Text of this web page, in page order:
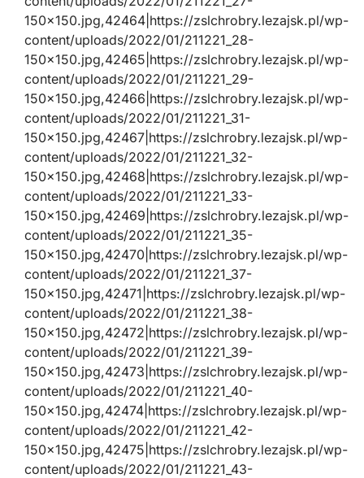
150×150.jpg,42464|https://zslchrobry.lezajsk.pl/wp-
content/uploads/2022/01/211221_28-
150×150.jpg,42465|https://zslchrobry.lezajsk.pl/wp-
content/uploads/2022/01/211221_29-
150×150.jpg,42466|https://zslchrobry.lezajsk.pl/wp-
content/uploads/2022/01/211221_31-
150×150.jpg,42467|https://zslchrobry.lezajsk.pl/wp-
content/uploads/2022/01/211221_32-
150×150.jpg,42468|https://zslchrobry.lezajsk.pl/wp-
content/uploads/2022/01/211221_33-
150×150.jpg,42469|https://zslchrobry.lezajsk.pl/wp-
content/uploads/2022/01/211221_35-
150×150.jpg,42470|https://zslchrobry.lezajsk.pl/wp-
content/uploads/2022/01/211221_37-
150×150.jpg,42471|https://zslchrobry.lezajsk.pl/wp-
content/uploads/2022/01/211221_38-
150×150.jpg,42472|https://zslchrobry.lezajsk.pl/wp-
content/uploads/2022/01/211221_39-
150×150.jpg,42473|https://zslchrobry.lezajsk.pl/wp-
content/uploads/2022/01/211221_40-
150×150.jpg,42474|https://zslchrobry.lezajsk.pl/wp-
content/uploads/2022/01/211221_42-
150×150.jpg,42475|https://zslchrobry.lezajsk.pl/wp-
content/uploads/2022/01/211221_43-